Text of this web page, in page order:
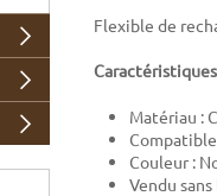
Flexible de
Caractéristiques
Matériau :
Couleur :
Vendu